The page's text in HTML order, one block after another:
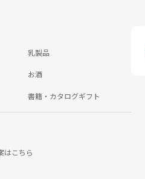
乳製品
お酒
書籍・カタログギフト
はこちら